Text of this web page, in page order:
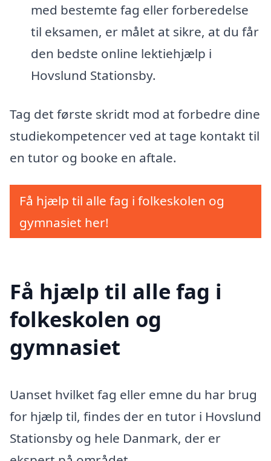
med bestemte fag eller forberedelse
til eksamen, er målet at sikre, at du får
den bedste online lektiehjælp i
Hovslund Stationsby.
Tag det første skridt mod at forbedre dine
studiekompetencer ved at tage kontakt til
en tutor og booke en aftale.
Få hjælp til alle fag i folkeskolen og
gymnasiet her!
Få hjælp til alle fag i
folkeskolen og
gymnasiet
Uanset hvilket fag eller emne du har brug
for hjælp til, findes der en tutor i Hovslund
Stationsby og hele Danmark, der er